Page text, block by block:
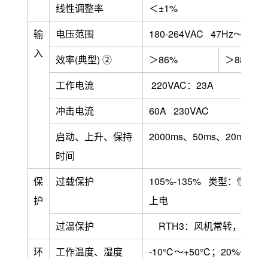
线性调整率
＜±1%
输
入
电压范围
180-264VAC 47Hz～
效率(典型) ②
＞86%
＞88%
工作电流
220VAC：23A
冲击电流
60A 230VAC
启动、上升、保持
时间
2000ms、50ms、20ms ：
保
护
过载保护
105%-135% 类型：恒流输
上电
过温保护
RTH3：风机常转，
环
工作温度、湿度
-10℃～+50℃；20%